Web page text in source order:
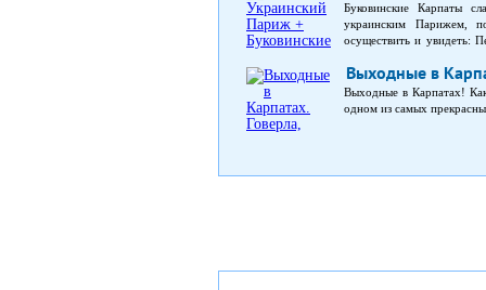
Буковинские Карпаты
украинским Парижем,
осуществить и увидеть:
историческим
университет, который
местностями Карпат.
Выходные в
Выходные в Карпатах!
одном из самых